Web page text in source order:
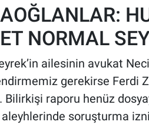
NORMAL
ailesinin avukat
gerekirse Ferdi
Bilirkişi raporu henüz
soruşturma